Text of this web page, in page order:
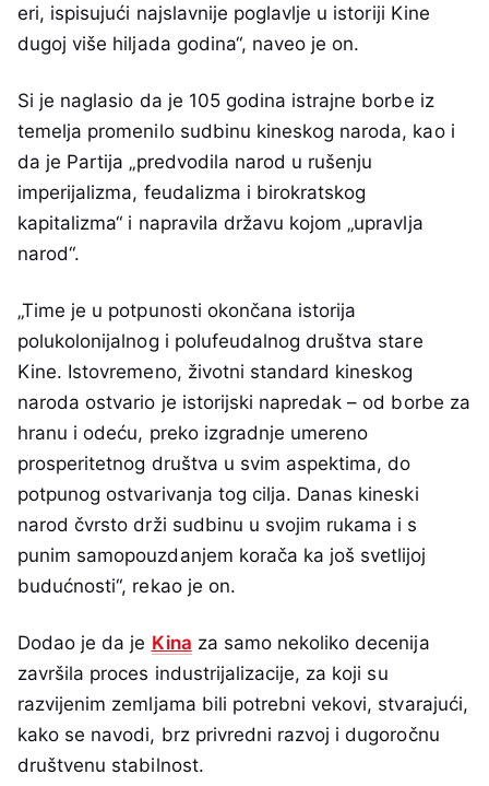
eri, ispisujući najslavnije poglavlje u istoriji Kine
dugoj više hiljada godina“, naveo je on.
Si je naglasio da je 105 godina istrajne borbe iz
temelja promenilo sudbinu kineskog naroda, kao i
da je Partija „predvodila narod u rušenju
imperijalizma, feudalizma i birokratskog
kapitalizma“ i napravila državu kojom „upravlja
narod“.
„Time je u potpunosti okončana istorija
polukolonijalnog i polufeudalnog društva stare
Kine. Istovremeno, životni standard kineskog
naroda ostvario je istorijski napredak – od borbe za
hranu i odeću, preko izgradnje umereno
prosperitetnog društva u svim aspektima, do
potpunog ostvarivanja tog cilja. Danas kineski
narod čvrsto drži sudbinu u svojim rukama i s
punim samopouzdanjem korača ka još svetlijoj
budućnosti“, rekao je on.
Dodao je da je Kina za samo nekoliko decenija
završila proces industrijalizacije, za koji su
razvijenim zemljama bili potrebni vekovi, stvarajući,
kako se navodi, brz privredni razvoj i dugoročnu
društvenu stabilnost.